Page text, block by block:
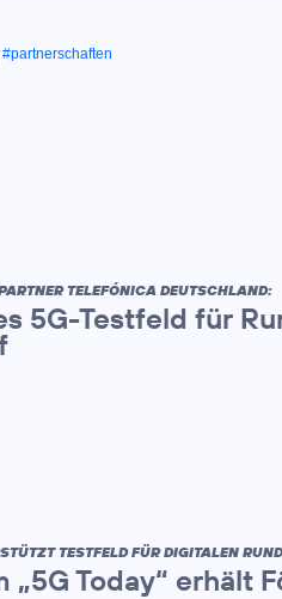
#partnerschaften
TELEFÓNICA DEUTSCHLAND:
5G-Testfeld für
TESTFELD FÜR DIGITALEN
„5G Today“ erhält